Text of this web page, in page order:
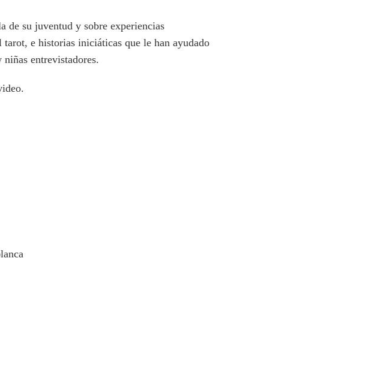
de su juventud y sobre experiencias
e historias iniciáticas que le han ayudado
entrevistadores.